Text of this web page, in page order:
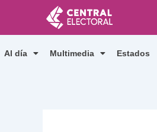
contenido
Al día Multimedia Estados